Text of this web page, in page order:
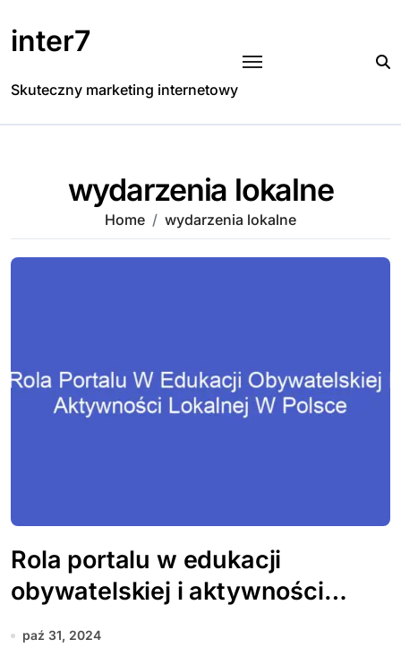
to
content
inter7
Skuteczny marketing internetowy
wydarzenia lokalne
Home wydarzenia lokalne
Rola portalu w edukacji
obywatelskiej i aktywności
lokalnej w Polsce
paź 31, 2024